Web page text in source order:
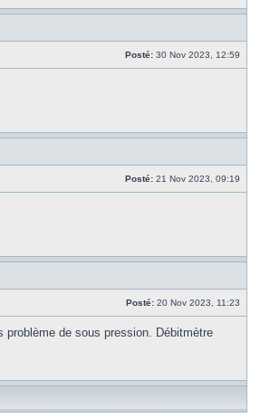
Posté: 30 Nov 2023, 12:59
Posté: 21 Nov 2023, 09:19
Posté: 20 Nov 2023, 11:23
de sous pression. Débitmètre